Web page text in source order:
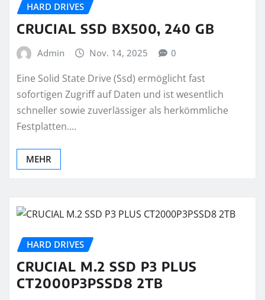
HARD DRIVES
CRUCIAL SSD BX500, 240 GB
Admin Nov. 14, 2025 0
Eine Solid State Drive (Ssd) ermöglicht fast
sofortigen Zugriff auf Daten und ist wesentlich
schneller sowie zuverlässiger als herkömmliche
Festplatten.…
MEHR
HARD DRIVES
CRUCIAL M.2 SSD P3 PLUS
CT2000P3PSSD8 2TB